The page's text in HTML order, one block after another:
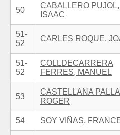
50
CABALLERO PUJOL,
ISAAC
51-
52
CARLES ROQUE,
51-
52
COLLDECARRERA
FERRES, MANUEL
53
CASTELLANA
ROGER
54 SOY VIÑAS,